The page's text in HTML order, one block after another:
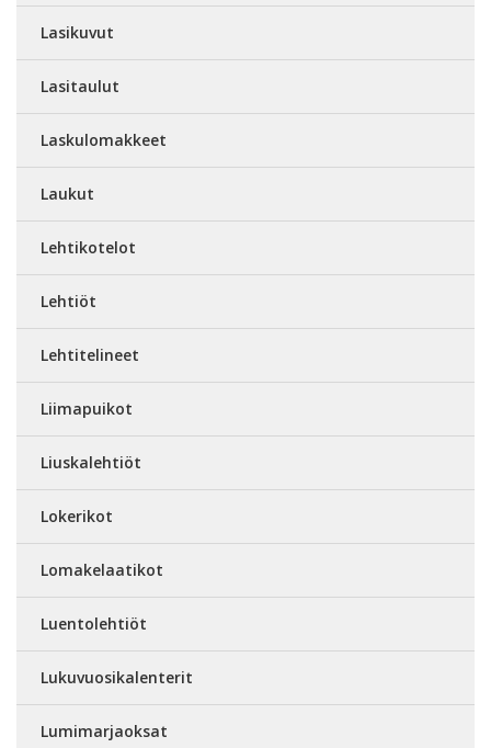
Lasikuvut
Lasitaulut
Laskulomakkeet
Laukut
Lehtikotelot
Lehtiöt
Lehtitelineet
Liimapuikot
Liuskalehtiöt
Lokerikot
Lomakelaatikot
Luentolehtiöt
Lukuvuosikalenterit
Lumimarjaoksat